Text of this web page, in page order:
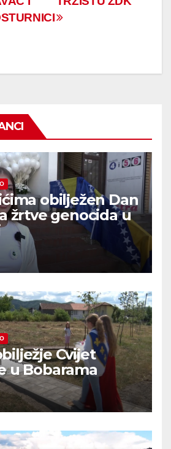
obilježen Dan
žrtve genocida u
Cvijet
u Bobarama